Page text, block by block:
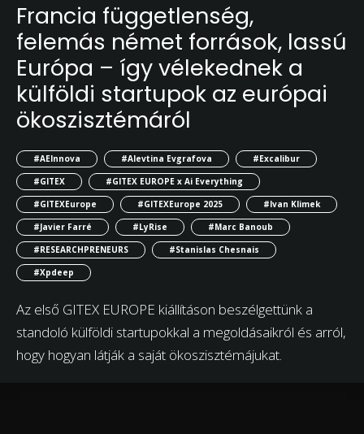
Francia függetlenség,
felemás német források, lassú
Európa – így vélekednek a
külföldi startupok az európai
ökoszisztémáról
#AEInnova #Alevtina Evgrafova
#Excalibur
#GITEX
#GITEX EUROPE x Ai Everything
#GITEXEurope
#GITEXEurope 2025
#Ivan Klimek
#Javier Farré
#LyRise
#Marc Banoub
#RESEARCHPRENEURS
#Stanislas Chesnais
#Xpdeep
Az első GITEX EUROPE kiállításon beszélgettünk a
standoló külföldi startupokkal a megoldásaikról és arról,
hogy hogyan látják a saját ökoszisztémájukat.